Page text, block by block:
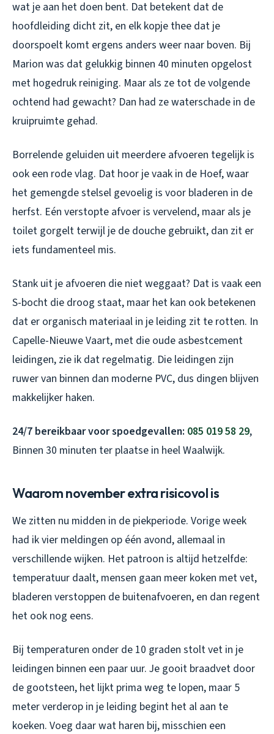
wat je aan het doen bent. Dat betekent dat de
hoofdleiding dicht zit, en elk kopje thee dat je
doorspoelt komt ergens anders weer naar boven. Bij
Marion was dat gelukkig binnen 40 minuten opgelost
met hogedruk reiniging. Maar als ze tot de volgende
ochtend had gewacht? Dan had ze waterschade in de
kruipruimte gehad.
Borrelende geluiden uit meerdere afvoeren tegelijk is
ook een rode vlag. Dat hoor je vaak in de Hoef, waar
het gemengde stelsel gevoelig is voor bladeren in de
herfst. Eén verstopte afvoer is vervelend, maar als je
toilet gorgelt terwijl je de douche gebruikt, dan zit er
iets fundamenteel mis.
Stank uit je afvoeren die niet weggaat? Dat is vaak een
S-bocht die droog staat, maar het kan ook betekenen
dat er organisch materiaal in je leiding zit te rotten. In
Capelle-Nieuwe Vaart, met die oude asbestcement
leidingen, zie ik dat regelmatig. Die leidingen zijn
ruwer van binnen dan moderne PVC, dus dingen blijven
makkelijker haken.
24/7 bereikbaar voor spoedgevallen: 085 019 58 29,
Binnen 30 minuten ter plaatse in heel Waalwijk.
Waarom november extra risicovol is
We zitten nu midden in de piekperiode. Vorige week
had ik vier meldingen op één avond, allemaal in
verschillende wijken. Het patroon is altijd hetzelfde:
temperatuur daalt, mensen gaan meer koken met vet,
bladeren verstoppen de buitenafvoeren, en dan regent
het ook nog eens.
Bij temperaturen onder de 10 graden stolt vet in je
leidingen binnen een paar uur. Je gooit braadvet door
de gootsteen, het lijkt prima weg te lopen, maar 5
meter verderop in je leiding begint het al aan te
koeken. Voeg daar wat haren bij, misschien een